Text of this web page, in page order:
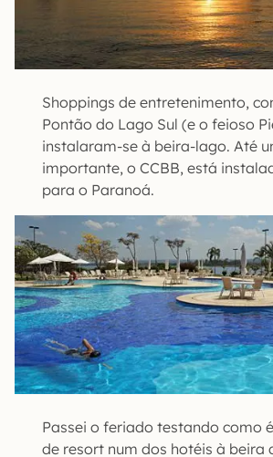
Shoppings de entretenimento,
Pontão do Lago Sul (e o feioso
instalaram-se à beira-lago. Até
importante, o CCBB, está
para o Paranoá.
Passei o feriado testando como
de resort num dos hotéis à beira